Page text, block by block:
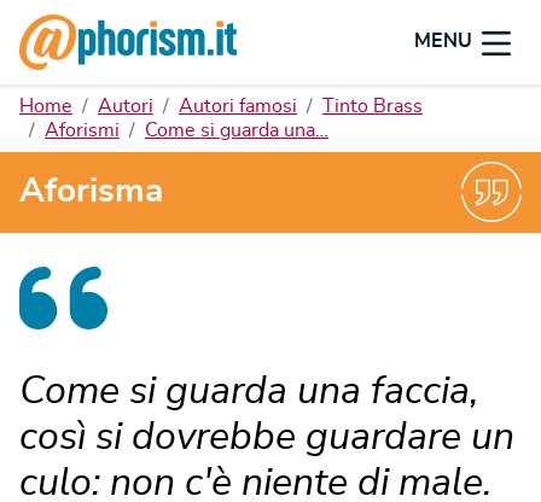
MENU
Home Autori Autori famosi
Tinto Brass
Aforismi
Come si guarda una…
Aforisma
Come si guarda una faccia,
così si dovrebbe guardare un
culo: non c'è niente di male.